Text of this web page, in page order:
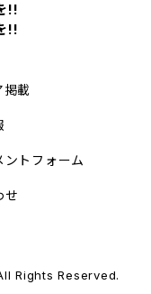
!!
!!
掲載
ントフォーム
せ
Rights Reserved.